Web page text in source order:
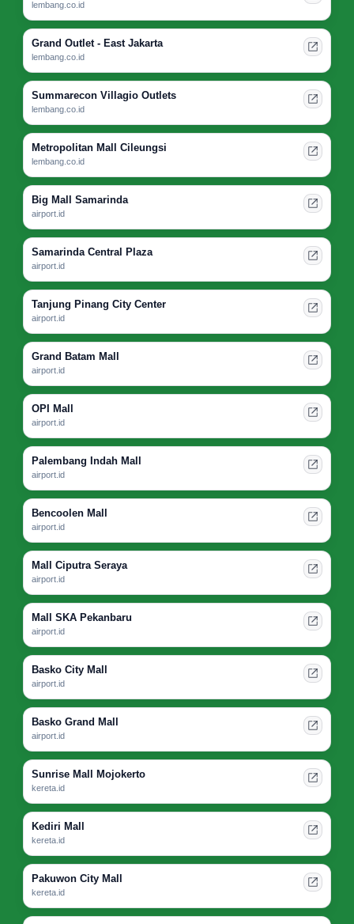
lembang.co.id
Grand Outlet - East Jakarta
lembang.co.id
Summarecon Villagio Outlets
lembang.co.id
Metropolitan Mall Cileungsi
lembang.co.id
Big Mall Samarinda
airport.id
Samarinda Central Plaza
airport.id
Tanjung Pinang City Center
airport.id
Grand Batam Mall
airport.id
OPI Mall
airport.id
Palembang Indah Mall
airport.id
Bencoolen Mall
airport.id
Mall Ciputra Seraya
airport.id
Mall SKA Pekanbaru
airport.id
Basko City Mall
airport.id
Basko Grand Mall
airport.id
Sunrise Mall Mojokerto
kereta.id
Kediri Mall
kereta.id
Pakuwon City Mall
kereta.id